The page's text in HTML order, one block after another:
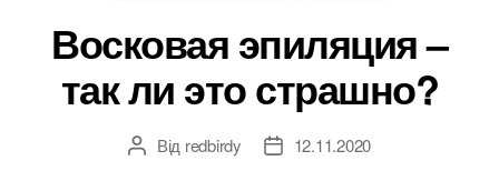
Восковая эпиляция –
так ли это страшно?
Автор
Від redbirdy
Дата12.11.2020